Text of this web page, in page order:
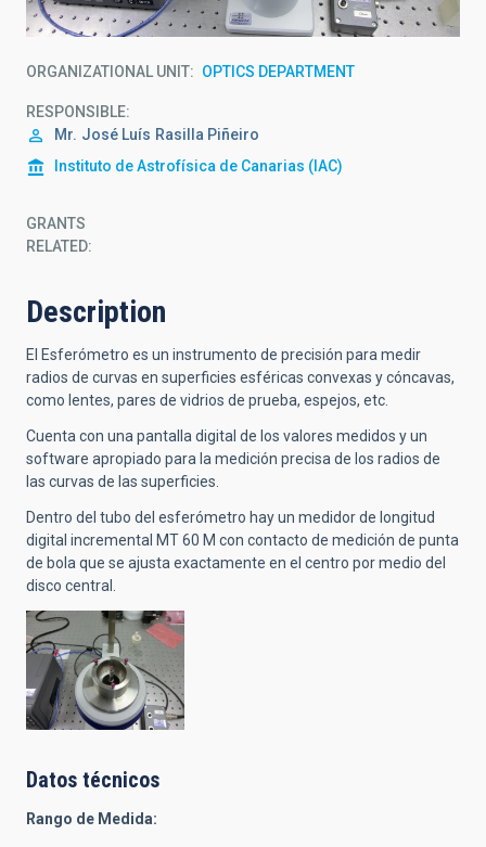
ORGANIZATIONAL UNIT OPTICS DEPARTMENT
RESPONSIBLE
Mr. José Luís Rasilla Piñeiro
Instituto de Astrofísica de Canarias (IAC)
GRANTS
RELATED:
Description
El Esferómetro es un instrumento de precisión para medir
radios de curvas en superficies esféricas convexas y cóncavas,
como lentes, pares de vidrios de prueba, espejos, etc.
Cuenta con una pantalla digital de los valores medidos y un
software apropiado para la medición precisa de los radios de
las curvas de las superficies.
Dentro del tubo del esferómetro hay un medidor de longitud
digital incremental MT 60 M con contacto de medición de punta
de bola que se ajusta exactamente en el centro por medio del
disco central.
Datos técnicos
Rango de Medida: